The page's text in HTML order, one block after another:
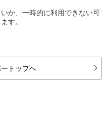
か、一時的に利用できない可
す。
トップへ